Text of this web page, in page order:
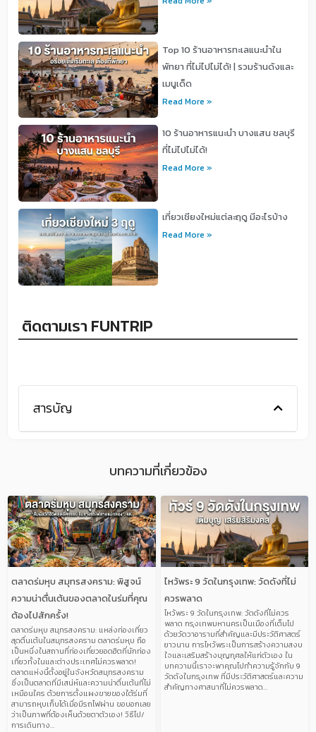
Top 10 ร้านอาหารทะเลแนะนำใน
พัทยา ที่ไม่ไปไม่ได้! | รวมร้านดังและ
เมนูเด็ด
Read More »
10 ร้านอาหารแนะนำ บางแสน ชลบุรี
ที่ไม่ไปไม่ได้!
Read More »
เที่ยวเชียงใหม่แต่ละฤดู มีอะไรบ้าง
Read More »
ติดตามเรา FUNTRIP
สารบัญ
บทความที่เกี่ยวข้อง
ตลาดร่มหุบ สมุทรสงคราม: พิสูจน์
ความน่าตื่นเต้นของตลาดในร่มที่คุณ
ต้องไปสักครั้ง!
ตลาดร่มหุบ สมุทรสงคราม: แหล่งท่องเที่ยว
สุดตื่นเต้นในสมุทรสงคราม ตลาดร่มหุบ ถือ
เป็นหนึ่งในสถานที่ท่องเที่ยวยอดฮิตที่นักท่อง
เที่ยวทั้งในและต่างประเทศไม่ควรพลาด!
ตลาดแห่งนี้ตั้งอยู่ในจังหวัดสมุทรสงคราม
ซึ่งเป็นตลาดที่มีเสน่ห์และความน่าตื่นเต้นที่ไม่
เหมือนใคร ด้วยการตั้งแผงขายของใต้ร่มที่
สามารถหุบเก็บได้เมื่อมีรถไฟผ่าน ขอบอกเลย
ว่าเป็นภาพที่ต้องเห็นด้วยตาตัวเอง! วิธีไป/
การเดินทาง…
ไหว้พระ 9 วัดในกรุงเทพ: วัดดังที่ไม่
ควรพลาด
ไหว้พระ 9 วัดในกรุงเทพ: วัดดังที่ไม่ควร
พลาด กรุงเทพมหานครเป็นเมืองที่เต็มไป
ด้วยวัดวาอารามที่สำคัญและมีประวัติศาสตร์
ยาวนาน การไหว้พระเป็นการสร้างความสงบ
ใจและเสริมสร้างบุญกุศลให้แก่ตัวเอง ใน
บทความนี้เราจะพาคุณไปทำความรู้จักกับ 9
วัดดังในกรุงเทพ ที่มีประวัติศาสตร์และความ
สำคัญทางศาสนาที่ไม่ควรพลาด…
P
A
G
E
P
A
G
E
P
A
G
E
P
A
G
E
P
A
G
E